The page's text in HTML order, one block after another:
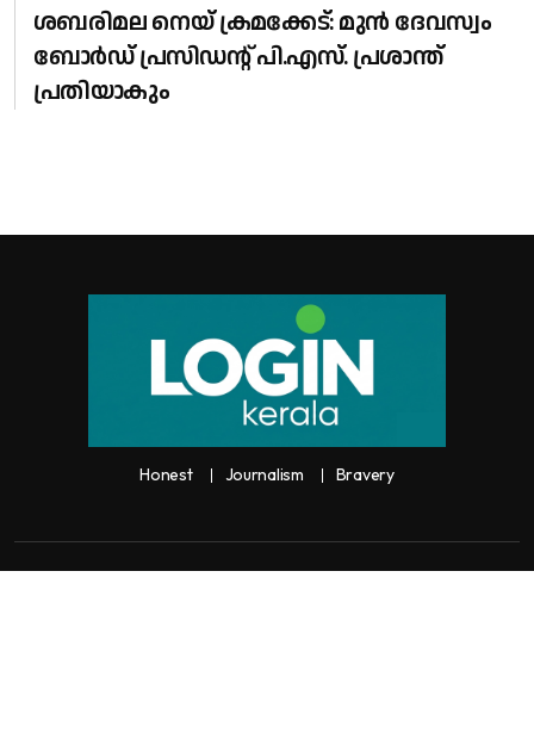
ശബരിമല നെയ് ക്രമക്കേട്: മുൻ ദേവസ്വം
ബോർഡ് പ്രസിഡന്റ് പി.എസ്. പ്രശാന്ത്
പ്രതിയാകും
Honest Journalism Bravery